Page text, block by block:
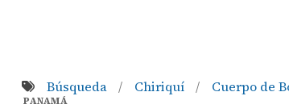
Búsqueda / Chiriquí / Cuerpo de
PANAMÁ